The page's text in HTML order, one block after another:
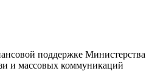
поддержке Министерства
и массовых коммуникаций